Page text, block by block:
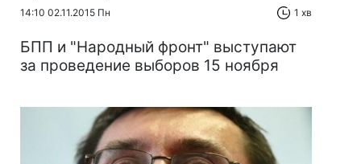
14:10 02.11.2015 Пн 1 хв
БПП и "Народный фронт" выступают
за проведение выборов 15 ноября